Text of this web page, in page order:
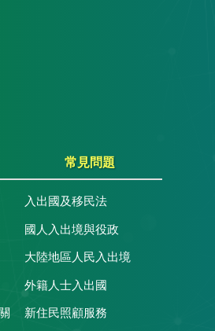
常見問題
入出國及移民法
國人入出境與役政
大陸地區人民入出境
外籍人士入出國
新住民照顧服務